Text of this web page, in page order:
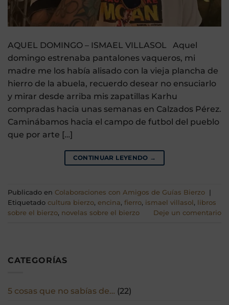
CATEGORÍAS
5 cosas que no sabías de… (22)
AQUEL DOMINGO – ISMAEL VILLASOL Aquel
domingo estrenaba pantalones vaqueros, mi
madre me los había alisado con la vieja plancha de
hierro de la abuela, recuerdo desear no ensuciarlo
y mirar desde arriba mis zapatillas Karhu
compradas hacia unas semanas en Calzados Pérez.
Caminábamos hacia el campo de futbol del pueblo
que por arte […]
CONTINUAR LEYENDO →
Publicado en Colaboraciones con Amigos de Guías Bierzo
Etiquetado cultura bierzo, encina, fierro, ismael villasol ,
libros
sobre el bierzo, novelas sobre el bierzo Deje un comentario